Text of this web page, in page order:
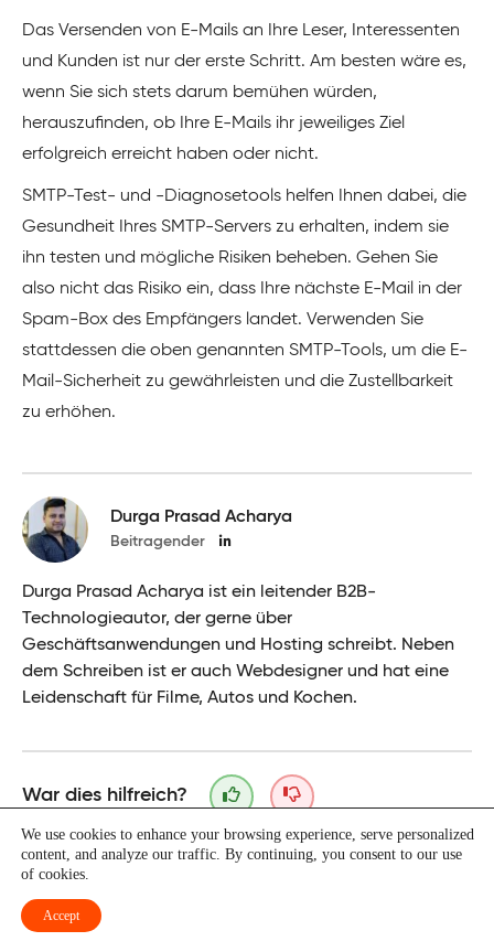
Das Versenden von E-Mails an Ihre Leser, Interessenten
und Kunden ist nur der erste Schritt. Am besten wäre es,
wenn Sie sich stets darum bemühen würden,
herauszufinden, ob Ihre E-Mails ihr jeweiliges Ziel
erfolgreich erreicht haben oder nicht.
SMTP-Test- und -Diagnosetools helfen Ihnen dabei, die
Gesundheit Ihres SMTP-Servers zu erhalten, indem sie
ihn testen und mögliche Risiken beheben. Gehen Sie
also nicht das Risiko ein, dass Ihre nächste E-Mail in der
Spam-Box des Empfängers landet. Verwenden Sie
stattdessen die oben genannten SMTP-Tools, um die E-
Mail-Sicherheit zu gewährleisten und die Zustellbarkeit
zu erhöhen.
Durga Prasad Acharya
Beitragender
Durga Prasad Acharya ist ein leitender B2B-
Technologieautor, der gerne über
Geschäftsanwendungen und Hosting schreibt. Neben
dem Schreiben ist er auch Webdesigner und hat eine
Leidenschaft für Filme, Autos und Kochen.
War dies hilfreich?
Dank an unsere Partner
We use cookies to enhance your browsing experience, serve personalized
content, and analyze our traffic. By continuing, you consent to our use
of cookies.
Accept